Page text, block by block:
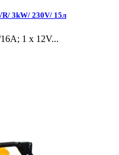
3kW/ 230V/ 15л
1 x 12V...